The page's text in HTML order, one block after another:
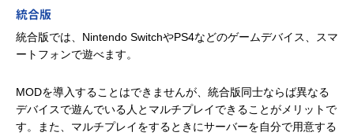
統合版
統合版では、Nintendo SwitchやPS4などのゲームデバイス、スマ
ートフォンで遊べます。
MODを導入することはできませんが、統合版同士ならば異なる
デバイスで遊んでいる人とマルチプレイできることがメリットで
す。また、マルチプレイをするときにサーバーを自分で用意する